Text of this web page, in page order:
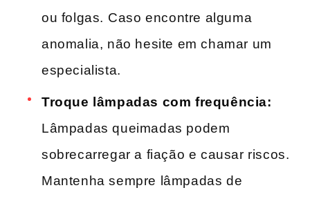
ou folgas. ⁤Caso encontre alguma
anomalia, não hesite em chamar ​um
especialista.
Troque lâmpadas ​com frequência:
Lâmpadas queimadas podem⁢
sobrecarregar a fiação e causar riscos.⁢
Mantenha sempre lâmpadas de